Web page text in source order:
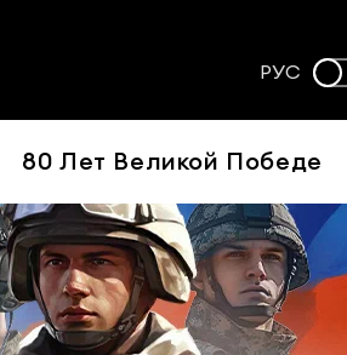
РУС
80 Лет Великой Победе